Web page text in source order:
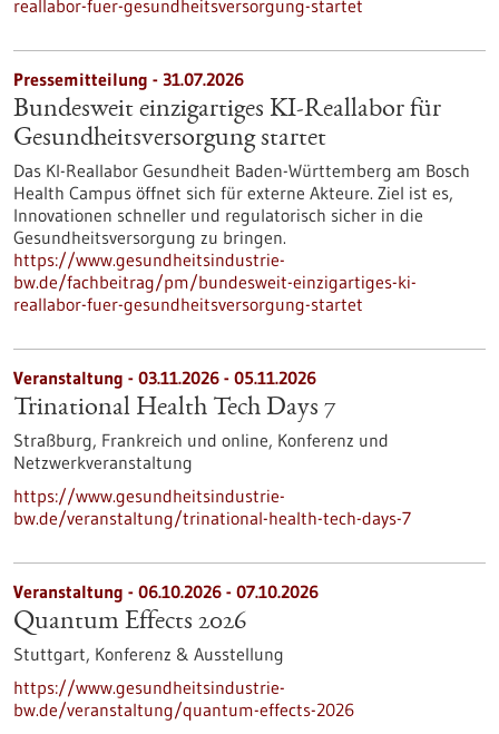
reallabor-fuer-gesundheitsversorgung-startet
Pressemitteilung - 31.07.2026
Bundesweit einzigartiges KI-Reallabor für
Gesundheits­versorgung startet
Das KI-Reallabor Gesundheit Baden-Württemberg am Bosch
Health Campus öffnet sich für externe Akteure. Ziel ist es,
Innovationen schneller und regulatorisch sicher in die
Gesundheitsversorgung zu bringen.
https://www.gesundheitsindustrie-
bw.de/fachbeitrag/pm/bundesweit-einzigartiges-ki-
reallabor-fuer-gesundheitsversorgung-startet
Veranstaltung - 03.11.2026 - 05.11.2026
Trinational Health Tech Days 7
Straßburg, Frankreich und online, Konferenz und
Netzwerkveranstaltung
https://www.gesundheitsindustrie-
bw.de/veranstaltung/trinational-health-tech-days-7
Veranstaltung - 06.10.2026 - 07.10.2026
Quantum Effects 2026
Stuttgart, Konferenz & Ausstellung
https://www.gesundheitsindustrie-
bw.de/veranstaltung/quantum-effects-2026